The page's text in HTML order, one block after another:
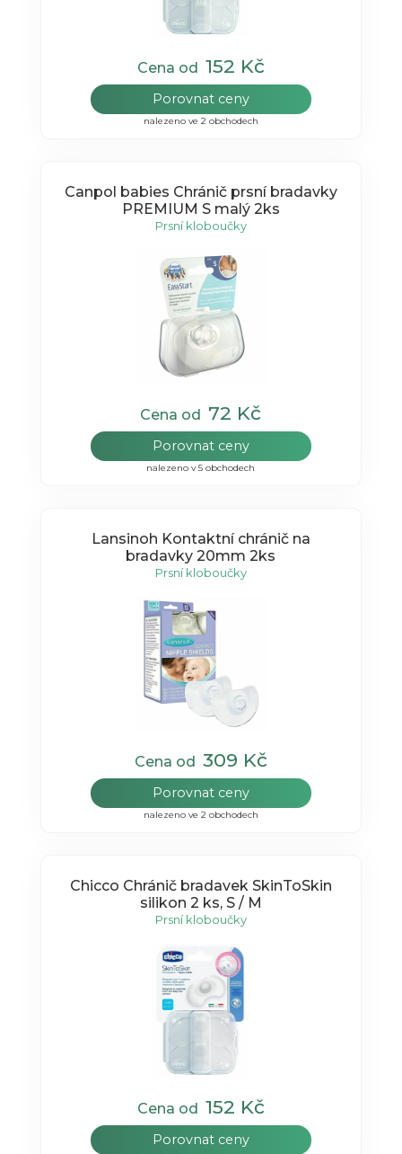
Cena od 152 Kč
Porovnat ceny
nalezeno ve 2 obchodech
Canpol babies Chránič prsní bradavky
PREMIUM S malý 2ks
Prsní kloboučky
Cena od 72 Kč
Porovnat ceny
nalezeno v 5 obchodech
Lansinoh Kontaktní chránič na
bradavky 20mm 2ks
Prsní kloboučky
Cena od 309 Kč
Porovnat ceny
nalezeno ve 2 obchodech
Chicco Chránič bradavek SkinToSkin
silikon 2 ks, S / M
Prsní kloboučky
Cena od 152 Kč
Porovnat ceny